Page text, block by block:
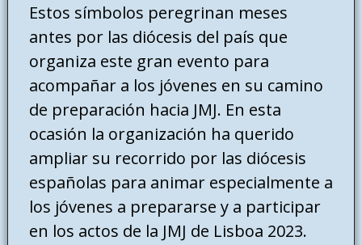
Estos símbolos peregrinan meses
antes por las diócesis del país que
organiza este gran evento para
acompañar a los jóvenes en su camino
de preparación hacia JMJ. En esta
ocasión la organización ha querido
ampliar su recorrido por las diócesis
españolas para animar especialmente a
los jóvenes a prepararse y a participar
en los actos de la JMJ de Lisboa 2023.